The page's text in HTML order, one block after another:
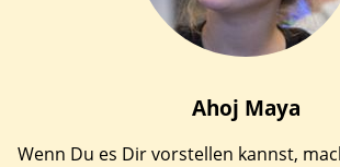
Ahoj Maya
Wenn Du es Dir vorstellen kannst,